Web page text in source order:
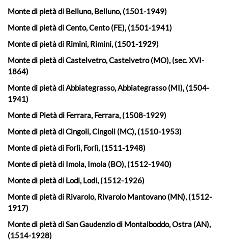
Monte di pietà di Belluno, Belluno, (1501-1949)
Monte di pietà di Cento, Cento (FE), (1501-1941)
Monte di pietà di Rimini, Rimini, (1501-1929)
Monte di pietà di Castelvetro, Castelvetro (MO), (sec. XVI-
1864)
Monte di pietà di Abbiategrasso, Abbiategrasso (MI), (1504-
1941)
Monte di Pietà di Ferrara, Ferrara, (1508-1929)
Monte di pietà di Cingoli, Cingoli (MC), (1510-1953)
Monte di pietà di Forlì, Forlì, (1511-1948)
Monte di pietà di Imola, Imola (BO), (1512-1940)
Monte di pietà di Lodi, Lodi, (1512-1926)
Monte di pietà di Rivarolo, Rivarolo Mantovano (MN), (1512-
1917)
Monte di pietà di San Gaudenzio di Montalboddo, Ostra (AN),
(1514-1928)